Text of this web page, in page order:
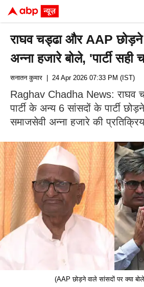
राघव चड्ढा और AAP छोड़ने
अन्ना हजारे बोले, 'पार्टी सही
सनातन कुमार | 24 Apr 2026 07:33 PM (IST)
Raghav Chadha News: राघव
पार्टी के अन्य 6 सांसदों के पार्टी
समाजसेवी अन्ना हजारे की
(AAP छोड़ने वाले सांसदों पर क्या